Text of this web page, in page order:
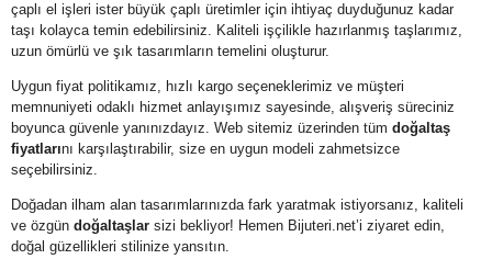
çaplı el işleri ister büyük çaplı üretimler için ihtiyaç duyduğunuz kadar
taşı kolayca temin edebilirsiniz. Kaliteli işçilikle hazırlanmış taşlarımız,
uzun ömürlü ve şık tasarımların temelini oluşturur.
Uygun fiyat politikamız, hızlı kargo seçeneklerimiz ve müşteri
memnuniyeti odaklı hizmet anlayışımız sayesinde, alışveriş süreciniz
boyunca güvenle yanınızdayız. Web sitemiz üzerinden tüm doğaltaş
fiyatlarını karşılaştırabilir, size en uygun modeli zahmetsizce
seçebilirsiniz.
Doğadan ilham alan tasarımlarınızda fark yaratmak istiyorsanız, kaliteli
ve özgün doğaltaşlar sizi bekliyor! Hemen Bijuteri.net’i ziyaret edin,
doğal güzellikleri stilinize yansıtın.